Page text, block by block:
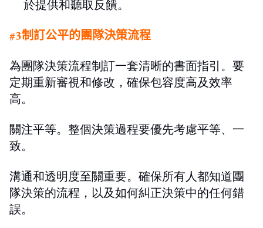
於提供和聽取反饋。
#3制訂公平的團隊決策流程
為團隊決策流程制訂一套清晰的書面指引 。 要
定期重新審視和修改，確保包容度高及效率
高。
關注平等。 整個決策過程要優先考慮平等、一
致。
溝通和透明度至關重要。 確保所有人都知道團
隊決策的流程，以及如何糾正決策中的任何錯
誤。